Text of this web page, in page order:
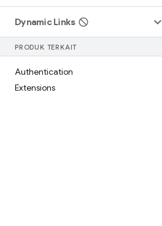
Dynamic Links
PRODUK TERKAIT
Authentication
Extensions